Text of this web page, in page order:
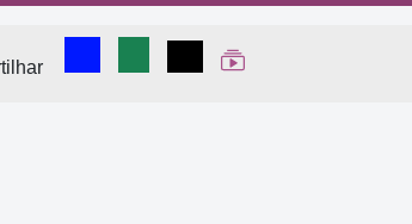
Compartilhar no Facebook
Compartilhar no WhatsApp
Compartilhar
Ver Web Story